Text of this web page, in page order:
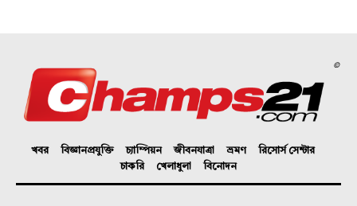
©
খবর বিজ্ঞানপ্রযুক্তি চ্যাম্পিয়ন জীবনযাত্রা ভ্রমণ
রিসোর্স সেন্টার
চাকরি
খেলাধুলা বিনোদন